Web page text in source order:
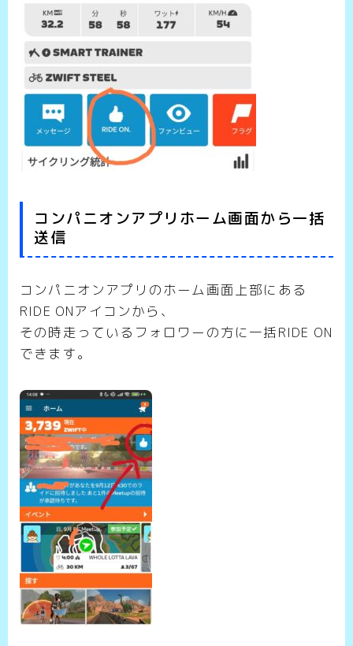
コンパニオンアプリホーム画面から一括
送信
コンパニオンアプリのホーム画面上部にある
RIDE ONアイコンから、
その時走っているフォロワーの方に一括RIDE ON
できます。